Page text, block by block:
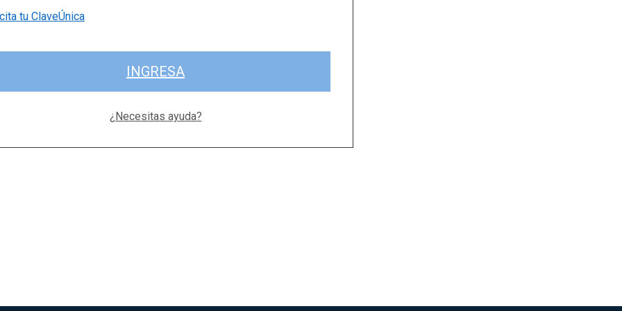
tu ClaveÚnica
INGRESA
¿Necesitas ayuda?